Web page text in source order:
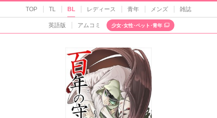
TOP TL BL レディース 青年 メンズ 雑誌
英語版 アムコミ 少女･女性･ペット･青年